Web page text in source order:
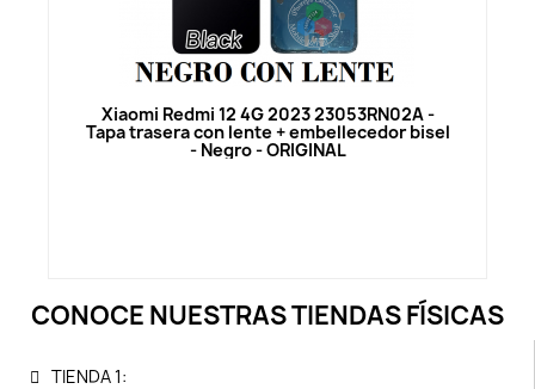
Vista rápida
Xiaomi Redmi 12 4G 2023 23053RN02A -
Tapa trasera con lente + embellecedor bisel
- Negro - ORIGINAL
CONOCE NUESTRAS TIENDAS FÍSICAS
TIENDA 1: